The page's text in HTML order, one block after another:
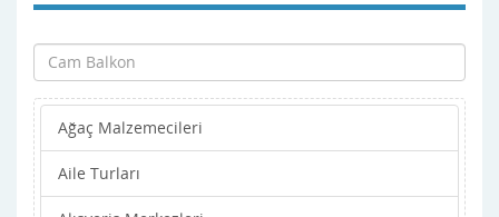
Ağaç Malzemecileri
Aile Turları